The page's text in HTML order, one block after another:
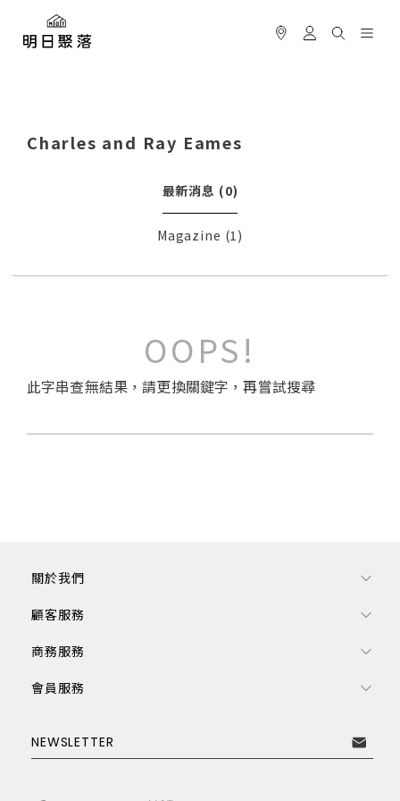
訂閱電子報
Charles and Ray Eames
最新消息 (0)
Magazine (1)
OOPS!
此字串查無結果，請更換關鍵字，再嘗試搜尋
關於我們
顧客服務
商務服務
會員服務
NEWSLETTER